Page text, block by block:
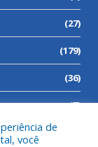
(27)
(179)
(36)
(7)
de
você